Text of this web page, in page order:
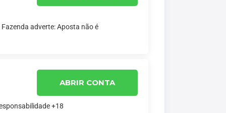
adverte: Aposta não é
ABRIR CONTA
+18